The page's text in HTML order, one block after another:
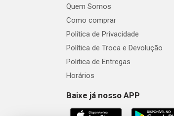
Quem Somos
Como comprar
Política de Privacidade
Política de Troca e Devolução
Politica de Entregas
Horários
Baixe já nosso APP